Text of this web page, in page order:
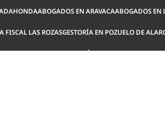
ABOGADOS EN ARAVACAABOGADOS EN
FISCAL LAS ROZASGESTORÍA EN POZUELO DE
MAJADAHONDAASESORÍA LABORAL ARAVACA